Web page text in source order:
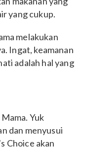
yang cukup.
melakukan
Ingat, keamanan
adalah hal yang
Yuk
dan menyusui
Choice akan